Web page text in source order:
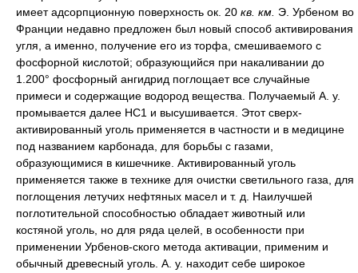
имеет адсорпционную поверхность ок. 20 кв. км. Э. Урбеном во
Франции недавно предложен был новый способ активирования
угля, а именно, получение его из торфа, смешиваемого с
фосфорной кислотой; образующийся при накаливании до
1.200° фосфорный ангидрид поглощает все случайные
примеси и содержащие водород вещества. Получаемый А. у.
промывается далее НС1 и высушивается. Этот сверх-
активированный уголь применяется в частности и в медицине
под названием карбонада, для борьбы с газами,
образующимися в кишечнике. Активированный уголь
применяется также в технике для очистки светильного газа, для
поглощения летучих нефтяных масел и т. д. Наилучшей
поглотительной способностью обладает животный или
костяной уголь, но для ряда целей, в особенности при
применении Урбенов-ского метода активации, применим и
обычный древесный уголь. А. у. находит себе широкое